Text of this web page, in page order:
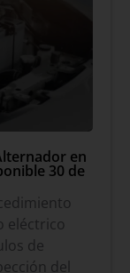
en
30 de
eléctrico
de
del